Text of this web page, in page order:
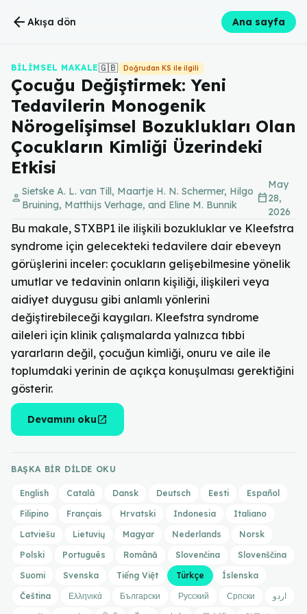
arrow_back Akışa dön Ana sayfa
BILIMSEL MAKALE🇬🇧 Doğrudan KS ile ilgili
Çocuğu Değiştirmek: Yeni
Tedavilerin Monogenik
Nörogelişimsel Bozuklukları Olan
Çocukların Kimliği Üzerindeki
Etkisi
personSietske A. L. van Till, Maartje H. N. Schermer, Hilgo
Bruining, Matthijs Verhage, and Eline M. Bunnik
calendar_today
May
28,
2026
Bu makale, STXBP1 ile ilişkili bozukluklar ve Kleefstra
syndrome için gelecekteki tedavilere dair ebeveyn
görüşlerini inceler: çocukların gelişebilmesine yönelik
umutlar ve tedavinin onların kişiliği, ilişkileri veya
aidiyet duygusu gibi anlamlı yönlerini
değiştirebileceği kaygıları. Kleefstra syndrome
aileleri için klinik çalışmalarda yalnızca tıbbi
yararların değil, çocuğun kimliği, onuru ve aile ile
toplumdaki yerinin de açıkça konuşulması gerektiğini
gösterir.
Devamını okuopen_in_new
BAŞKA BIR DILDE OKU
English Català Dansk Deutsch Eesti
Español
Filipino
Français Hrvatski Indonesia
Italiano
Latviešu
Lietuvių Magyar Nederlands
Norsk
Polski
Português Română Slovenčina
Slovenščina
Suomi
Svenska Tiếng Việt Türkçe
Íslenska
Čeština
Ελληνικά Български Русский Српски
اردو